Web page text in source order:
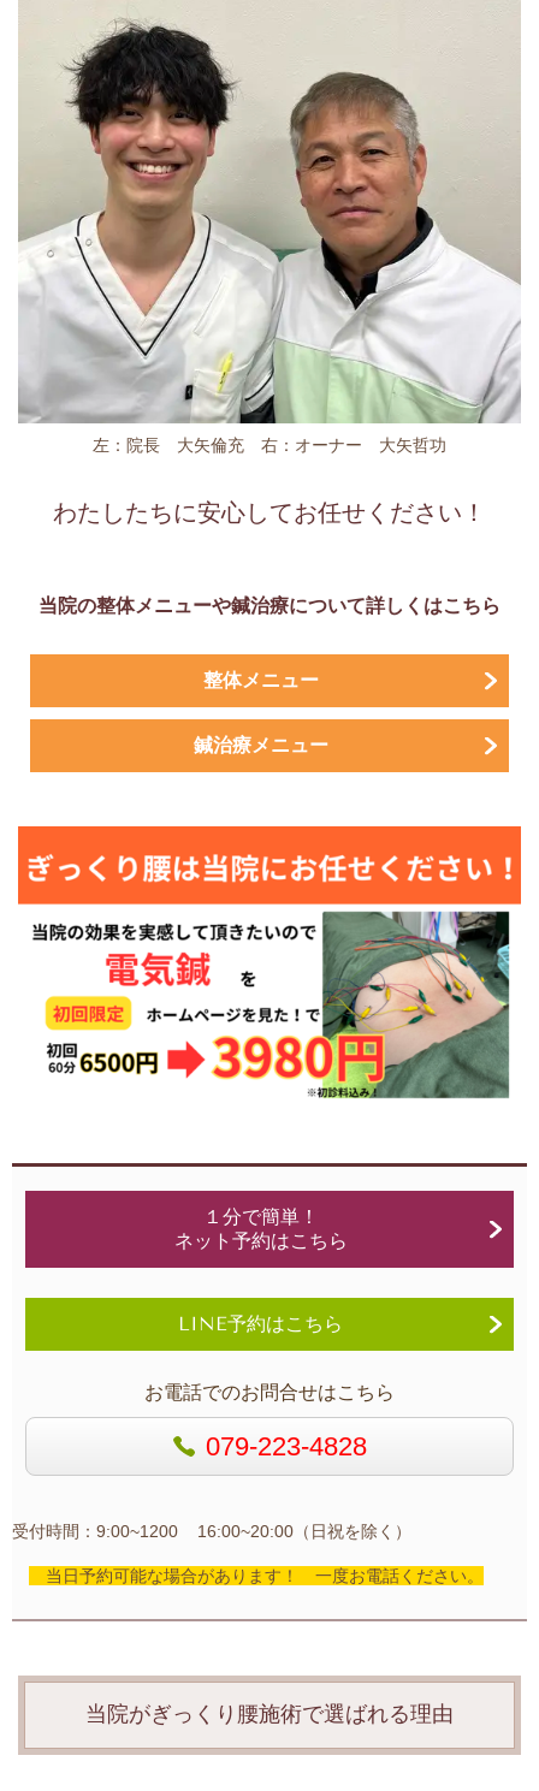
左：院長 大矢倫充 右：オーナー 大矢哲功
わたしたちに安心してお任せください！
当院の整体メニューや鍼治療について詳しくはこちら
整体メニュー
鍼治療メニュー
１分で簡単！
ネット予約はこちら
LINE予約はこちら
お電話でのお問合せはこちら
079-223-4828
受付時間：9:00~1200 16:00~20:00（日祝を除く）
当日予約可能な場合があります！ 一度お電話ください。
当院がぎっくり腰施術で選ばれる理由